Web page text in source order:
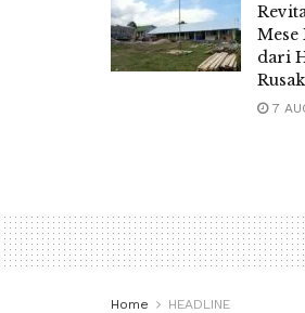
Mese
dari
7
Home HEADLINE